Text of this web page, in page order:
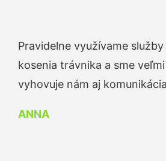
Pravidelne využívame
kosenia trávnika a sme
vyhovuje nám aj
ANNA